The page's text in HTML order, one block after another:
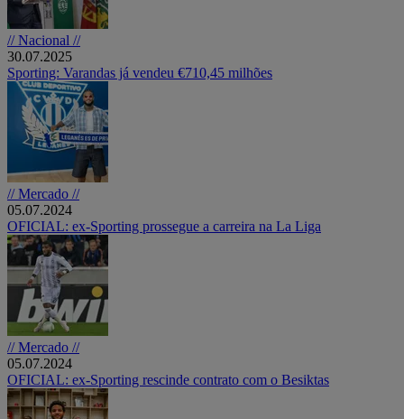
// Nacional //
30.07.2025
Sporting: Varandas já vendeu €710,45 milhões
// Mercado //
05.07.2024
OFICIAL: ex-Sporting prossegue a carreira na La Liga
// Mercado //
05.07.2024
OFICIAL: ex-Sporting rescinde contrato com o Besiktas